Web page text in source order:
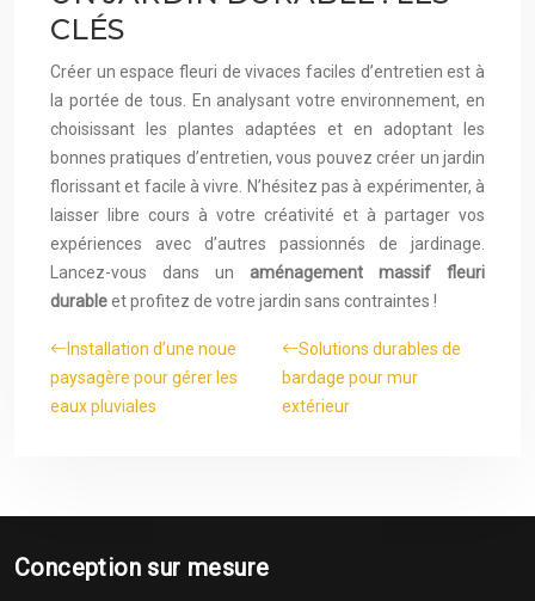
CLÉS
Créer un espace fleuri de vivaces faciles d’entretien est à
la portée de tous. En analysant votre environnement, en
choisissant les plantes adaptées et en adoptant les
bonnes pratiques d’entretien, vous pouvez créer un jardin
florissant et facile à vivre. N’hésitez pas à expérimenter, à
laisser libre cours à votre créativité et à partager vos
expériences avec d’autres passionnés de jardinage.
Lancez-vous dans un aménagement massif fleuri
durableet profitez de votre jardin sans contraintes !
Installation d’une noue
paysagère pour gérer les
eaux pluviales
Solutions durables de
bardage pour mur
extérieur
Conception sur mesure